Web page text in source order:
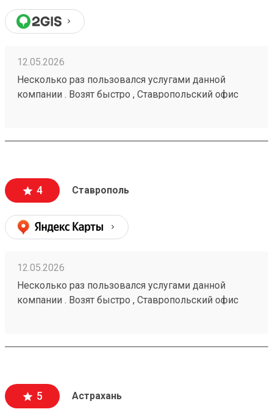
12.05.2026
Несколько раз пользовался услугами данной
компании . Возят быстро , Ставропольский офис
поддержки все решается . Заказ № 260425670
4 Ставрополь
12.05.2026
Несколько раз пользовался услугами данной
компании . Возят быстро , Ставропольский офис
поддержки все решается . Заказ № 260425670
5 Астрахань